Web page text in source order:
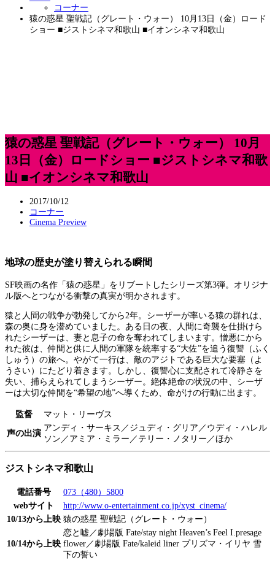
コーナー
猿の惑星 聖戦記（グレート・ウォー） 10月13日（金）ロード
ショー ■ジストシネマ和歌山 ■イオンシネマ和歌山
猿の惑星 聖戦記（グレート・ウォー） 10月
13日（金）ロードショー ■ジストシネマ和歌
山 ■イオンシネマ和歌山
2017/10/12
コーナー
Cinema Preview
地球の歴史が塗り替えられる瞬間
SF映画の名作「猿の惑星」をリブートしたシリーズ第3弾。オリジナ
ル版へとつながる衝撃の真実が明かされます。
猿と人間の戦争が勃発してから2年。シーザーが率いる猿の群れは、
森の奥に身を潜めていました。ある日の夜、人間に奇襲を仕掛けら
れたシーザーは、妻と息子の命を奪われてしまいます。憎悪にから
れた彼は、仲間と供に人間の軍隊を統率する“大佐”を追う復讐（ふく
しゅう）の旅へ。やがて一行は、敵のアジトである巨大な要塞（よ
うさい）にたどり着きます。しかし、復讐心に支配されて冷静さを
失い、捕らえられてしまうシーザー。絶体絶命の状況の中、シーザ
ーは大切な仲間を“希望の地”へ導くため、命がけの行動に出ます。
監督 マット・リーヴス
声の出演
アンディ・サーキス／ジュディ・グリア／ウディ・ハレル
ソン／アミア・ミラー／テリー・ノタリー／ほか
ジストシネマ和歌山
電話番号
073（480）5800
webサイト
http://www.o-entertainment.co.jp/xyst_cinema/
10/13から上映 猿の惑星 聖戦記（グレート・ウォー）
10/14から上映
恋と嘘／劇場版 Fate/stay night Heaven’s Feel I.presage
flower／劇場版 Fate/kaleid liner プリズマ・イリヤ 雪
下の誓い